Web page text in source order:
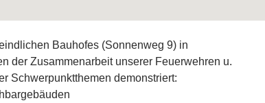
Bauhofes (Sonnenweg 9) in
der Zusammenarbeit unserer Feuerwehren u.
Schwerpunktthemen demonstriert: